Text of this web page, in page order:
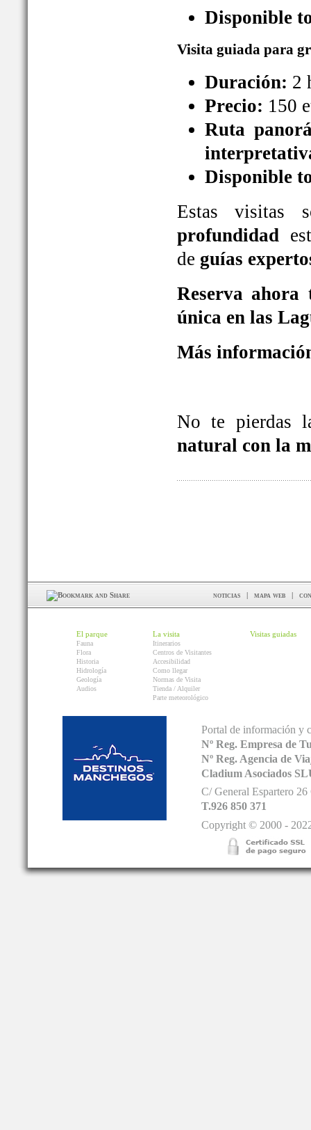
Disponible
Visita guiada para
Duración: 2
Precio: 150
Ruta
Disponible
Estas
profundidad
de guías
Reserva
única en las
Más
No te pierdas
natural con la
noticias mapa web
El parque
Fauna
Flora
Historia
Hidrología
Geología
Audios
La visita
Itinerarios
Centros de Visitantes
Accesibilidad
Como llegar
Normas de Visita
Tienda / Alquiler
Parte meteorológico
Visitas guiadas
Portal de información y
Nº Reg. Empresa de
Nº Reg. Agencia de
Cladium Asociados
C/ General Espartero
T.926 850 371
Copyright © 2000 -